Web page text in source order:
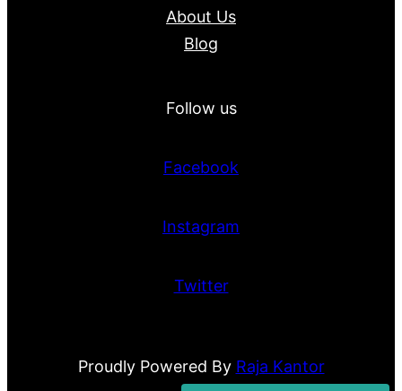
About Us
Blog
Follow us
Facebook
Instagram
Twitter
Proudly Powered By Raja Kantor